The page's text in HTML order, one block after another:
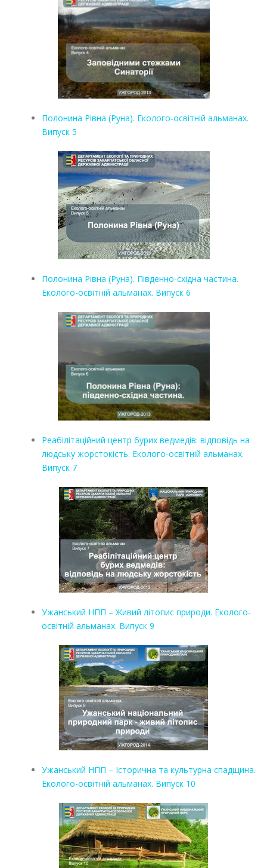
Полонина Рівна (Руна). Еколого-освітній альманах.
Випуск 5
Полонина Рівна (Руна). Південно-східна частина.
Еколого-освітній альманах. Випуск 6
Реабілітаційний центр бурих ведмедів: відповідь на
людську жорстокість. Еколого-освітній альманах.
Випуск 7
Ужанський НПП – Живий літопис природи. Еколого-
освітній альманах. Випуск 9
Ужанський НПП – Історична та культурна спадщина.
Еколого-освітній альманах. Випуск 10